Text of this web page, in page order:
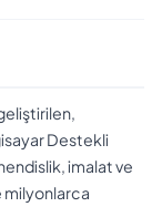
Destekli
imalat ve
milyonlarca